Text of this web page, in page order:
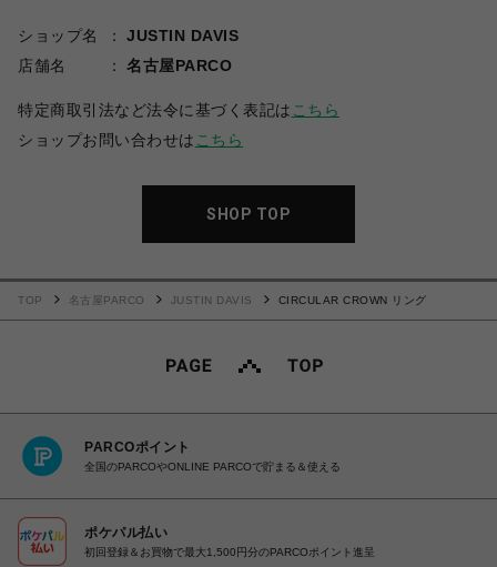
ショップ名
JUSTIN DAVIS
店舗名
名古屋PARCO
特定商取引法など法令に基づく表記は こちら
ショップお問い合わせは こちら
SHOP TOP
TOP 名古屋PARCO JUSTIN DAVIS CIRCULAR CROWN リング
PARCOポイント
全国のPARCOやONLINE PARCOで貯まる＆使える
ポケパル払い
初回登録＆お買物で最大1,500円分のPARCOポイント進呈